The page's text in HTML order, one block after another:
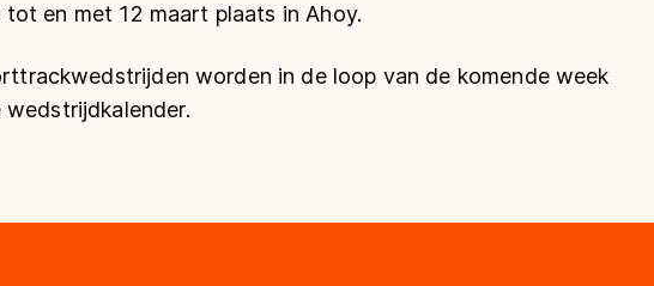
en met 12 maart plaats in Ahoy.
worden in de loop van de komende week